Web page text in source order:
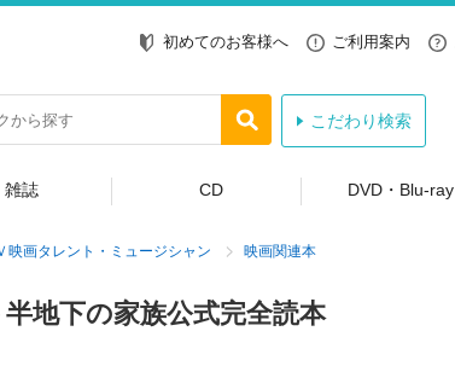
初めてのお客様へ ご利用案内
こだわり検索
雑誌 CD DVD・Blu-ray
映画タレント・ミュージシャン 映画関連本
地下の家族公式完全読本